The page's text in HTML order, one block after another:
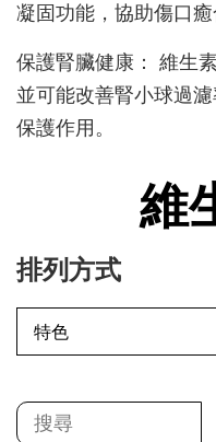
凝固功能，協助傷口癒
保護腎臟健康： 維生
並可能改善腎小球過
保護作用。
維
排列方式